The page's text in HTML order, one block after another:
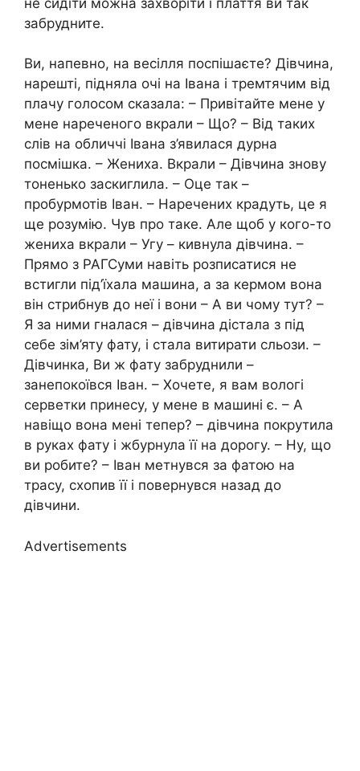
забрудните.
Ви, напевно, на весілля поспішаєте? Дівчина,
нарешті, підняла очі на Івана і тремтячим від
плачу голосом сказала: – Привітайте мене у
мене нареченого вкрали – Що? – Від таких
слів на обличчі Івана з’явилася дурна
посмішка. – Жениха. Вкрали – Дівчина знову
тоненько заскиглила. – Оце так –
пробурмотів Іван. – Наречених крадуть, це я
ще розумію. Чув про таке. Але щоб у кого-то
жениха вкрали – Угу – кивнула дівчина. –
Прямо з РАГСуми навіть розписатися не
встигли під’їхала машина, а за кермом вона
він стрибнув до неї і вони – А ви чому тут? –
Я за ними гналася – дівчина дістала з під
себе зім’яту фату, і стала витирати сльози. –
Дівчинка, Ви ж фату забруднили –
занепокоївся Іван. – Хочете, я вам вологі
серветки принесу, у мене в машині є. – А
навіщо вона мені тепер? – дівчина покрутила
в руках фату і жбурнула її на дорогу. – Ну, що
ви робите? – Іван метнувся за фатою на
трасу, схопив її і повернувся назад до
дівчини.
Advertisements